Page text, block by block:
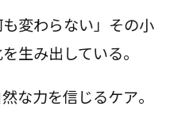
も変わらない」その小
生み出している。
力を信じるケア――。